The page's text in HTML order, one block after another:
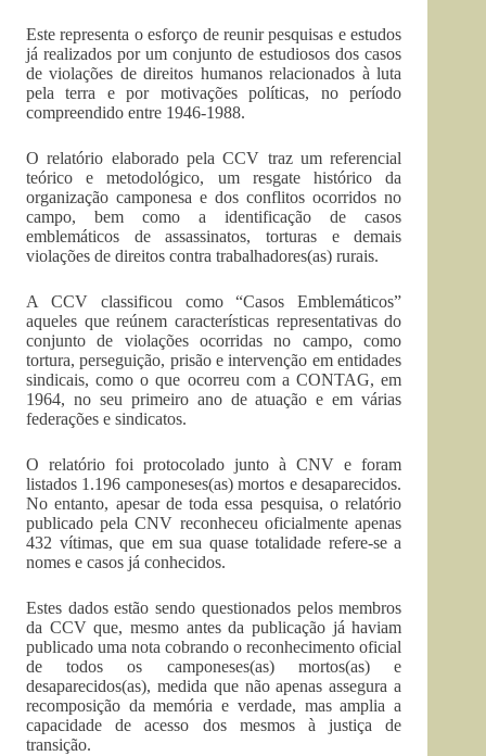
Este representa o esforço de reunir pesquisas e estudos
já realizados por um conjunto de estudiosos dos casos
de violações de direitos humanos relacionados à luta
pela terra e por motivações políticas, no período
compreendido entre 1946-1988.
O relatório elaborado pela CCV traz um referencial
teórico e metodológico, um resgate histórico da
organização camponesa e dos conflitos ocorridos no
campo, bem como a identificação de casos
emblemáticos de assassinatos, torturas e demais
violações de direitos contra trabalhadores(as) rurais.
A CCV classificou como “Casos Emblemáticos”
aqueles que reúnem características representativas do
conjunto de violações ocorridas no campo, como
tortura, perseguição, prisão e intervenção em entidades
sindicais, como o que ocorreu com a CONTAG, em
1964, no seu primeiro ano de atuação e em várias
federações e sindicatos.
O relatório foi protocolado junto à CNV e foram
listados 1.196 camponeses(as) mortos e desaparecidos.
No entanto, apesar de toda essa pesquisa, o relatório
publicado pela CNV reconheceu oficialmente apenas
432 vítimas, que em sua quase totalidade refere-se a
nomes e casos já conhecidos.
Estes dados estão sendo questionados pelos membros
da CCV que, mesmo antes da publicação já haviam
publicado uma nota cobrando o reconhecimento oficial
de todos os camponeses(as) mortos(as) e
desaparecidos(as), medida que não apenas assegura a
recomposição da memória e verdade, mas amplia a
capacidade de acesso dos mesmos à justiça de
transição.